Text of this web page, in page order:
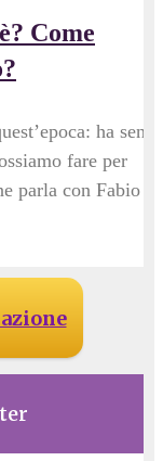
Come
ha senso
fare per
parla con Fabio